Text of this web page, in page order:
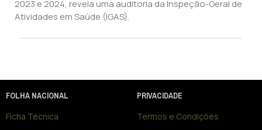
2023 e 2024, revela uma auditoria da Inspeção-Geral de
Atividades em Saúde (IGAS).
FOLHA NACIONAL
Ficha Técnica
PRIVACIDADE
Termos e Condições